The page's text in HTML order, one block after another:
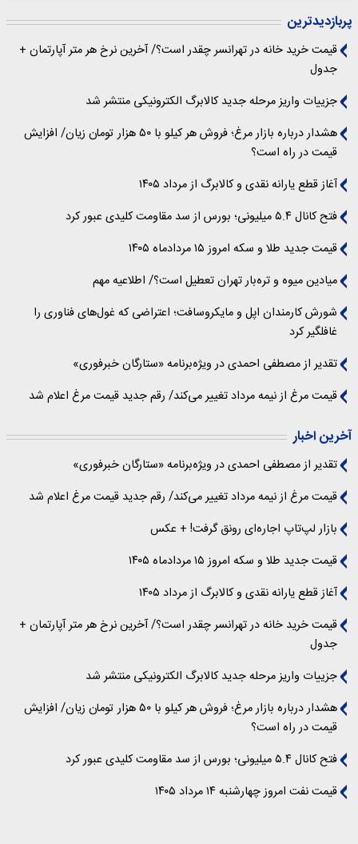
پربازدیدترین
قیمت خرید خانه در تهرانسر چقدر است؟/ آخرین نرخ هر متر آپارتمان +
جدول
جزییات واریز مرحله جدید کالابرگ الکترونیکی منتشر شد
هشدار درباره بازار مرغ؛ فروش هر کیلو با ۵۰ هزار تومان زیان/ افزایش
قیمت در راه است؟
آغاز قطع یارانه نقدی و کالابرگ از مرداد ۱۴۰۵
فتح کانال ۵.۴ میلیونی؛ بورس از سد مقاومت کلیدی عبور کرد
قیمت جدید طلا و سکه امروز ۱۵ مردادماه ۱۴۰۵
میادین میوه و تره‌بار تهران تعطیل است؟/ اطلاعیه مهم
شورش کارمندان اپل و مایکروسافت؛ اعتراضی که غول‌های فناوری را
غافلگیر کرد
تقدیر از مصطفی احمدی در ویژه‌برنامه «ستارگان خبرفوری»
قیمت مرغ از نیمه مرداد تغییر می‌کند/ رقم جدید قیمت مرغ اعلام شد
آخرین اخبار
تقدیر از مصطفی احمدی در ویژه‌برنامه «ستارگان خبرفوری»
قیمت مرغ از نیمه مرداد تغییر می‌کند/ رقم جدید قیمت مرغ اعلام شد
بازار لپ‌تاپ اجاره‌ای رونق گرفت! + عکس
قیمت جدید طلا و سکه امروز ۱۵ مردادماه ۱۴۰۵
آغاز قطع یارانه نقدی و کالابرگ از مرداد ۱۴۰۵
قیمت خرید خانه در تهرانسر چقدر است؟/ آخرین نرخ هر متر آپارتمان +
جدول
جزییات واریز مرحله جدید کالابرگ الکترونیکی منتشر شد
هشدار درباره بازار مرغ؛ فروش هر کیلو با ۵۰ هزار تومان زیان/ افزایش
قیمت در راه است؟
فتح کانال ۵.۴ میلیونی؛ بورس از سد مقاومت کلیدی عبور کرد
قیمت نفت امروز چهارشنبه ۱۴ مرداد ۱۴۰۵